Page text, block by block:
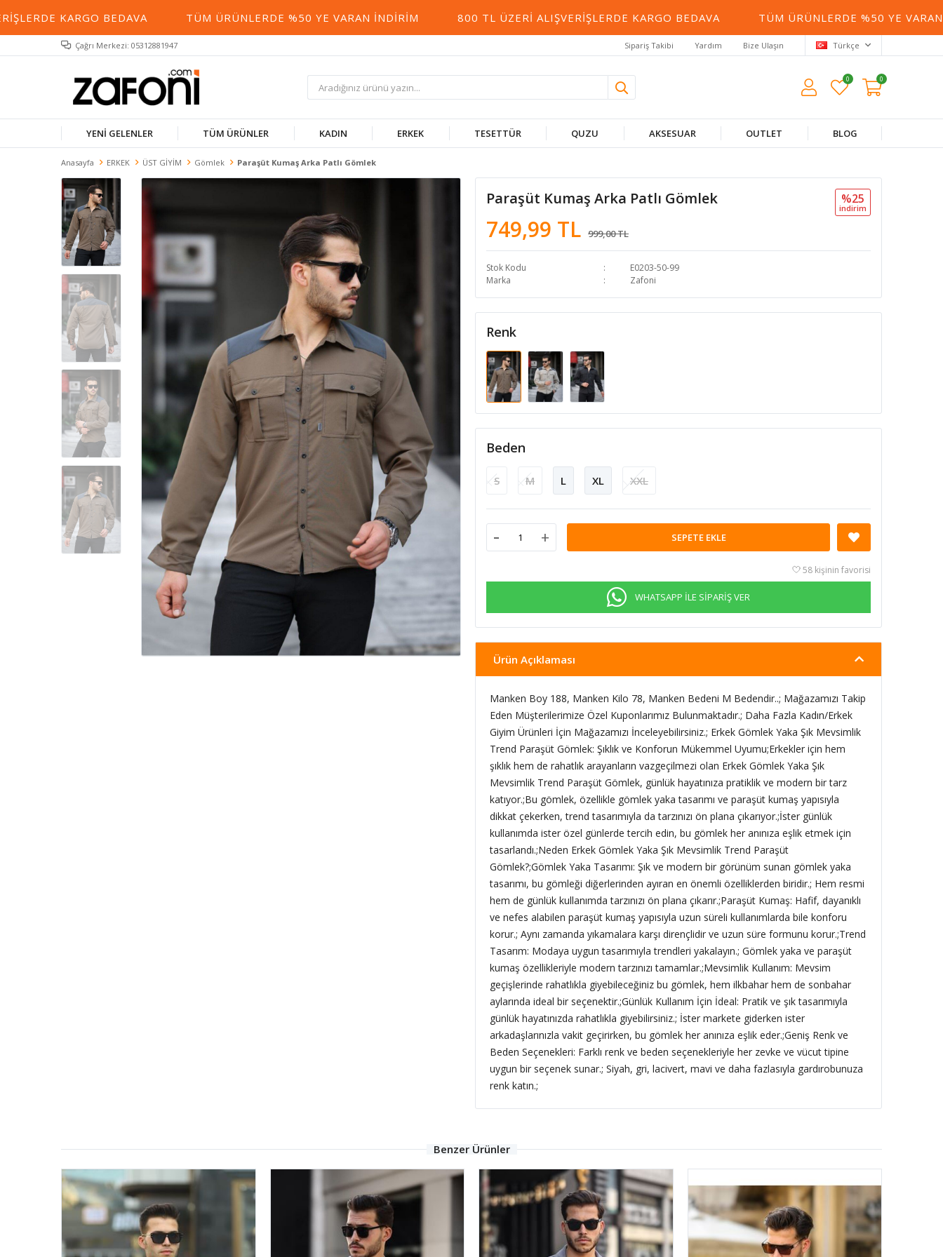
KARGO BEDAVA TÜM ÜRÜNLERDE %50 YE VARAN İNDIRIM 800 TL ÜZERI ALIŞVERIŞLERDE KARGO BEDAVA TÜM ÜRÜNLERDE %50 YE VARAN
Çağrı Merkezi: 05312881947 Sipariş Takibi Yardım Bize Ulaşın Türkçe
0 0
YENİ GELENLER TÜM ÜRÜNLER KADIN ERKEK TESETTÜR QUZU AKSESUAR OUTLET BLOG
Anasayfa ERKEK ÜST GİYİM Gömlek Paraşüt Kumaş Arka Patlı Gömlek
Paraşüt Kumaş Arka Patlı Gömlek
749,99 TL 999,00 TL
%25
i̇ndi̇ri̇m
Stok Kodu
E0203-50-99
Marka
Zafoni
Renk
Beden
S M L XL XXL
- + SEPETE EKLE
58 kişinin favorisi
WHATSAPP İLE SİPARİŞ VER
Ürün Açıklaması
Manken Boy 188, Manken Kilo 78, Manken Bedeni M Bedendir..; Mağazamızı Takip
Eden Müşterilerimize Özel Kuponlarımız Bulunmaktadır.; Daha Fazla Kadın/Erkek
Giyim Ürünleri İçin Mağazamızı İnceleyebilirsiniz.; Erkek Gömlek Yaka Şık Mevsimlik
Trend Paraşüt Gömlek: Şıklık ve Konforun Mükemmel Uyumu;Erkekler için hem
şıklık hem de rahatlık arayanların vazgeçilmezi olan Erkek Gömlek Yaka Şık
Mevsimlik Trend Paraşüt Gömlek, günlük hayatınıza pratiklik ve modern bir tarz
katıyor.;Bu gömlek, özellikle gömlek yaka tasarımı ve paraşüt kumaş yapısıyla
dikkat çekerken, trend tasarımıyla da tarzınızı ön plana çıkarıyor.;İster günlük
kullanımda ister özel günlerde tercih edin, bu gömlek her anınıza eşlik etmek için
tasarlandı.;Neden Erkek Gömlek Yaka Şık Mevsimlik Trend Paraşüt
Gömlek?;Gömlek Yaka Tasarımı: Şık ve modern bir görünüm sunan gömlek yaka
tasarımı, bu gömleği diğerlerinden ayıran en önemli özelliklerden biridir.; Hem resmi
hem de günlük kullanımda tarzınızı ön plana çıkarır.;Paraşüt Kumaş: Hafif, dayanıklı
ve nefes alabilen paraşüt kumaş yapısıyla uzun süreli kullanımlarda bile konforu
korur.; Aynı zamanda yıkamalara karşı dirençlidir ve uzun süre formunu korur.;Trend
Tasarım: Modaya uygun tasarımıyla trendleri yakalayın.; Gömlek yaka ve paraşüt
kumaş özellikleriyle modern tarzınızı tamamlar.;Mevsimlik Kullanım: Mevsim
geçişlerinde rahatlıkla giyebileceğiniz bu gömlek, hem ilkbahar hem de sonbahar
aylarında ideal bir seçenektir.;Günlük Kullanım İçin İdeal: Pratik ve şık tasarımıyla
günlük hayatınızda rahatlıkla giyebilirsiniz.; İster markete giderken ister
arkadaşlarınızla vakit geçirirken, bu gömlek her anınıza eşlik eder.;Geniş Renk ve
Beden Seçenekleri: Farklı renk ve beden seçenekleriyle her zevke ve vücut tipine
uygun bir seçenek sunar.; Siyah, gri, lacivert, mavi ve daha fazlasıyla gardırobunuza
renk katın.;
Benzer Ürünler